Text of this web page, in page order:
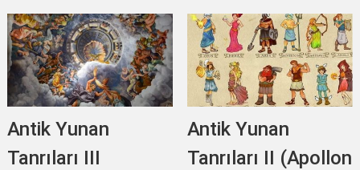
Antik Yunan
Tanrıları III
Antik Yunan
Tanrıları II (Apollon